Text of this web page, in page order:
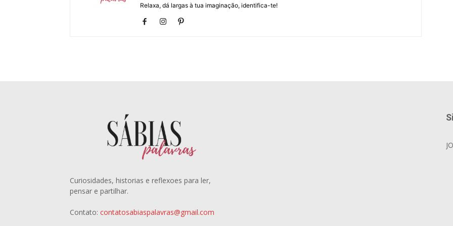
Relaxa, dá largas à tua imaginação, identifica-te!
Curiosidades, historias e reflexoes para ler,
pensar e partilhar.
Contato: contatosabiaspalavras@gmail.com